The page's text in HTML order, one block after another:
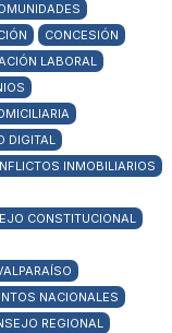
CONCESIÓN
LABORAL
DIGITAL
INMOBILIARIOS
CONSTITUCIONAL
NACIONALES
REGIONAL